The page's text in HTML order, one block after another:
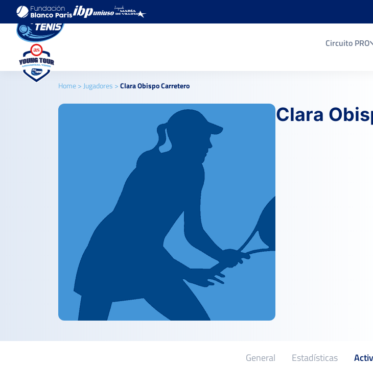
Circuito PRO
Home> Jugadores >Clara Obispo Carretero
Clara
General Estadísticas